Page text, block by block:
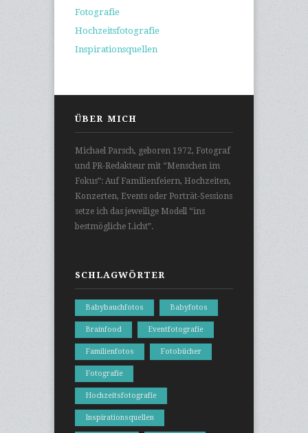
Fotografie
Hochzeitsfotografie
Inspirationsquellen
ÜBER MICH
Michael Parsch, geboren 1972, Fotograf
und PR-Redakteur mit “Menschen im
Fokus”: Auf Familienfeiern, Hochzeiten,
Konzerten, Events oder Porträt-Sessions
setze ich das jeweilige Modell “ins
bestmögliche Licht”.
SCHLAGWÖRTER
Babybauchfotos Babyfotos
Brainfood Eventfotografie
Familienfotos Fotobücher
Fotografie
Hochzeitsfotografie
Inspirationsquellen